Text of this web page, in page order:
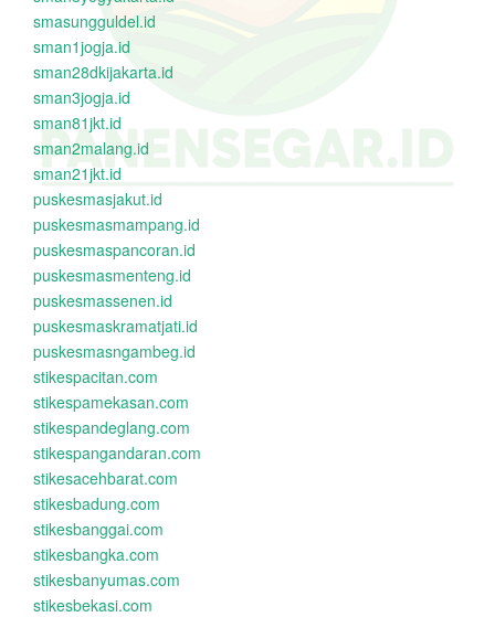
smasungguldel.id
sman1jogja.id
sman28dkijakarta.id
sman3jogja.id
sman81jkt.id
sman2malang.id
sman21jkt.id
puskesmasjakut.id
puskesmasmampang.id
puskesmaspancoran.id
puskesmasmenteng.id
puskesmassenen.id
puskesmaskramatjati.id
puskesmasngambeg.id
stikespacitan.com
stikespamekasan.com
stikespandeglang.com
stikespangandaran.com
stikesacehbarat.com
stikesbadung.com
stikesbanggai.com
stikesbangka.com
stikesbanyumas.com
stikesbekasi.com